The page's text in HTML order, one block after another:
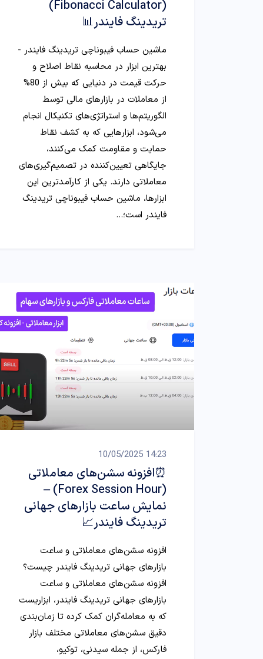
(Fibonacci Calculator)
تریدینگ فایندر📊
ماشین حساب فیبوناچی تریدینگ فایندر -
بهترین ابزار در محاسبه نقاط اصلاح و
حرکت قیمت در دنیایی که بیش از 80%
از معاملات در بازارهای مالی توسط
الگوریتم‌ها و استراتژی‌های تکنیکال انجام
می‌شود، ابزارهایی که به کشف نقاط
حمایت و مقاومت کمک می‌کنند،
جایگاهی تعیین‌کننده در تصمیم‌گیری‌های
معاملاتی دارند. یکی از کارآمدترین این
ابزارها، ماشین حساب فیبوناچی تریدینگ
فایندر است؛…
14:23 10/05/2025
⏰افزونه سشن‌های معاملاتی
(Forex Session Hour) –
نمایش ساعت بازارهای جهانی
تریدینگ فایندر📈
افزونه سشن‌های معاملاتی و ساعت
بازارهای جهانی تریدینگ فایندر چیست؟
افزونه سشن‌های معاملاتی و ساعت
بازارهای جهانی تریدینگ فایندر، ابزاریست
که به معامله‌گران کمک کرده تا زمان‌بندی
دقیق سشن‌های معاملاتی مختلف بازار
فارکس، از جمله سیدنی، توکیو،